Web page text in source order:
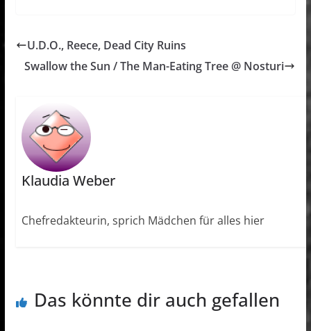
U.D.O., Reece, Dead City Ruins
Swallow the Sun / The Man-Eating Tree @ Nosturi
Klaudia Weber
Chefredakteurin, sprich Mädchen für alles hier
Das könnte dir auch gefallen